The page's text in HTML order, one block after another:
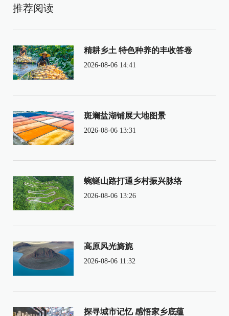
推荐阅读
精耕乡土 特色种养的丰收答卷
2026-08-06 14:41
斑斓盐湖铺展大地图景
2026-08-06 13:31
蜿蜒山路打通乡村振兴脉络
2026-08-06 13:26
高原风光旖旎
2026-08-06 11:32
探寻城市记忆 感悟家乡底蕴